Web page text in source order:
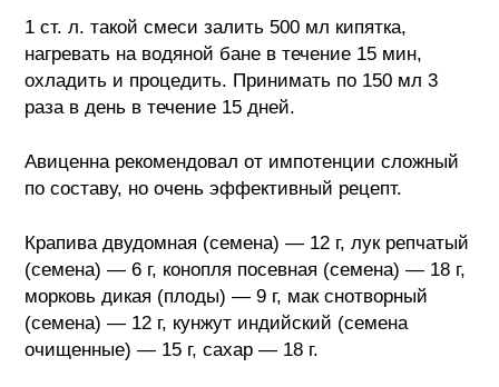
1 ст. л. такой смеси залить 500 мл кипятка,
нагревать на водяной бане в течение 15 мин,
охладить и процедить. Принимать по 150 мл 3
раза в день в течение 15 дней.
Авиценна рекомендовал от импотенции сложный
по составу, но очень эффективный рецепт.
Крапива двудомная (семена) — 12 г, лук репчатый
(семена) — 6 г, конопля посевная (семена) — 18 г,
морковь дикая (плоды) — 9 г, мак снотворный
(семена) — 12 г, кунжут индийский (семена
очищенные) — 15 г, сахар — 18 г.